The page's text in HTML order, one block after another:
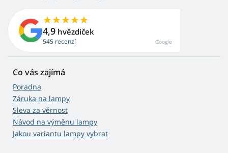
4,9 hvězdiček
545 recenzí Google
Co vás zajímá
Poradna
Záruka na lampy
Sleva za věrnost
Návod na výměnu lampy
Jakou variantu lampy vybrat